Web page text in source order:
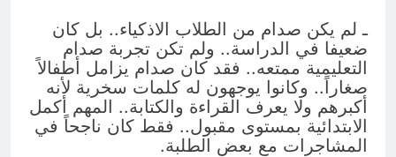
ـ لم يكن صدام من الطلاب الاذكياء.. بل كان
ضعيفا في الدراسة.. ولم تكن تجربة صدام
التعليمية ممتعه.. فقد كان صدام يزامل أطفالاً
صغاراً.. وكانوا يوجهون له كلمات سخرية لأنه
أكبرهم ولا يعرف القراءة والكتابة.. المهم أكمل
الابتدائية بمستوى مقبول.. فقط كان ناجحاً في
المشاجرات مع بعض الطلبة.